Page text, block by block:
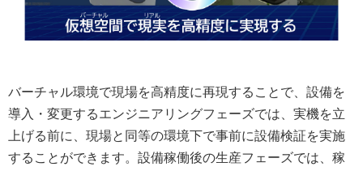
バーチャル環境で現場を高精度に再現することで、設備を
導入・変更するエンジニアリングフェーズでは、実機を立
上げる前に、現場と同等の環境下で事前に設備検証を実施
することができます。設備稼働後の生産フェーズでは、稼